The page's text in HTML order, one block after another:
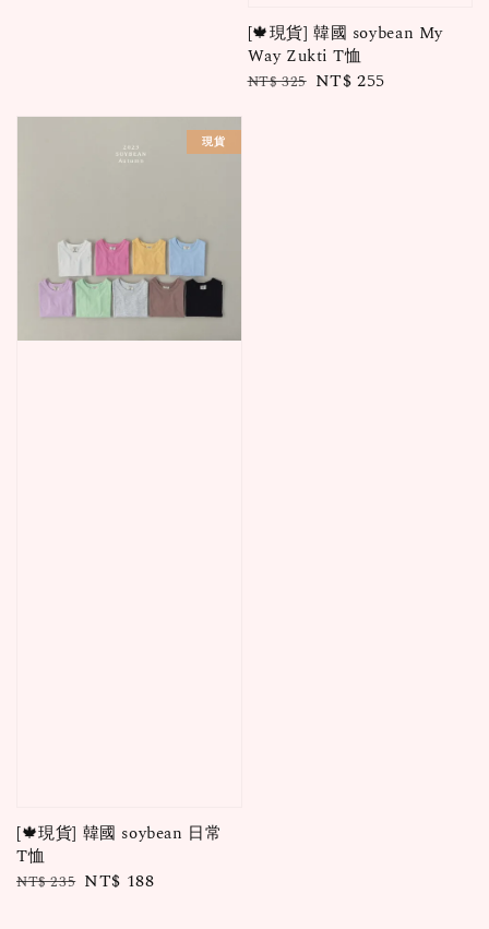
[🍁現貨] 韓國 soybean My
Way Zukti T恤
Regular
NT$ 325 Sale
NT$ 255
現貨
[🍁現貨] 韓國 soybean 日常
T恤
Regular
NT$ 235 Sale
NT$ 188